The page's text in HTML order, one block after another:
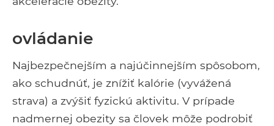
ovládanie
Najbezpečnejším a najúčinnejším spôsobom,
ako schudnúť, je znížiť kalórie (vyvážená
strava) a zvýšiť fyzickú aktivitu. V prípade
nadmernej obezity sa človek môže podrobiť